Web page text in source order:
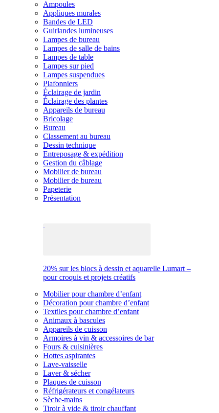
Ampoules
Appliques murales
Bandes de LED
Guirlandes lumineuses
Lampes de bureau
Lampes de salle de bains
Lampes de table
Lampes sur pied
Lampes suspendues
Plafonniers
Éclairage de jardin
Éclairage des plantes
Appareils de bureau
Bricolage
Bureau
Classement au bureau
Dessin technique
Entreposage & expédition
Gestion du câblage
Mobilier de bureau
Mobilier de bureau
Papeterie
Présentation
20% sur les blocs à dessin et aquarelle Lumart –
pour croquis et projets créatifs
Mobilier pour chambre d’enfant
Décoration pour chambre d’enfant
Textiles pour chambre d’enfant
Animaux à bascules
Appareils de cuisson
Armoires à vin & accessoires de bar
Fours & cuisinières
Hottes aspirantes
Lave-vaisselle
Laver & sécher
Plaques de cuisson
Réfrigérateurs et congélateurs
Sèche-mains
Tiroir à vide & tiroir chauffant